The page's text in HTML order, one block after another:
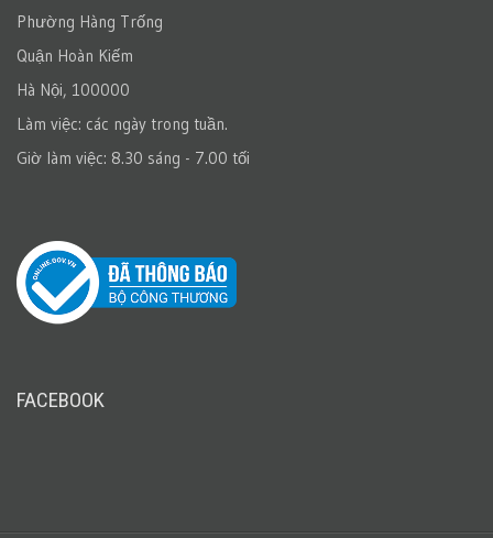
Phường Hàng Trống
Quận Hoàn Kiếm
Hà Nội, 100000
Làm việc: các ngày trong tuần.
Giờ làm việc: 8.30 sáng - 7.00 tối
FACEBOOK